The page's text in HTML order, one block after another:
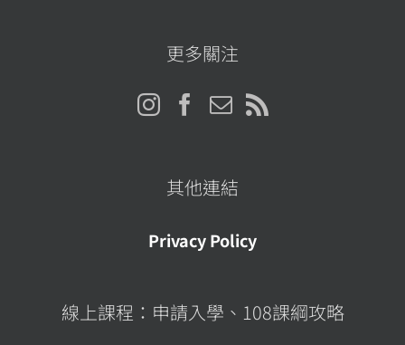
更多關注
其他連結
Privacy Policy
線上課程：申請入學、108課綱攻略